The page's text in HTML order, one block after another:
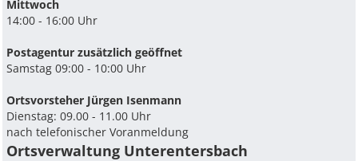
Mittwoch
14:00 - 16:00 Uhr
Postagentur zusätzlich geöffnet
Samstag 09:00 - 10:00 Uhr
Ortsvorsteher Jürgen Isenmann
Dienstag: 09.00 - 11.00 Uhr
nach telefonischer Voranmeldung
Ortsverwaltung Unterentersbach